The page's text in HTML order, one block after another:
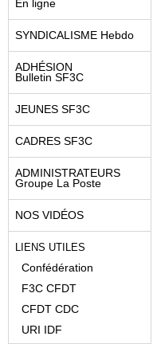
En ligne
SYNDICALISME Hebdo
ADHÉSION
Bulletin SF3C
JEUNES SF3C
CADRES SF3C
ADMINISTRATEURS
Groupe La Poste
NOS VIDÉOS
LIENS UTILES
Confédération
F3C CFDT
CFDT CDC
URI IDF